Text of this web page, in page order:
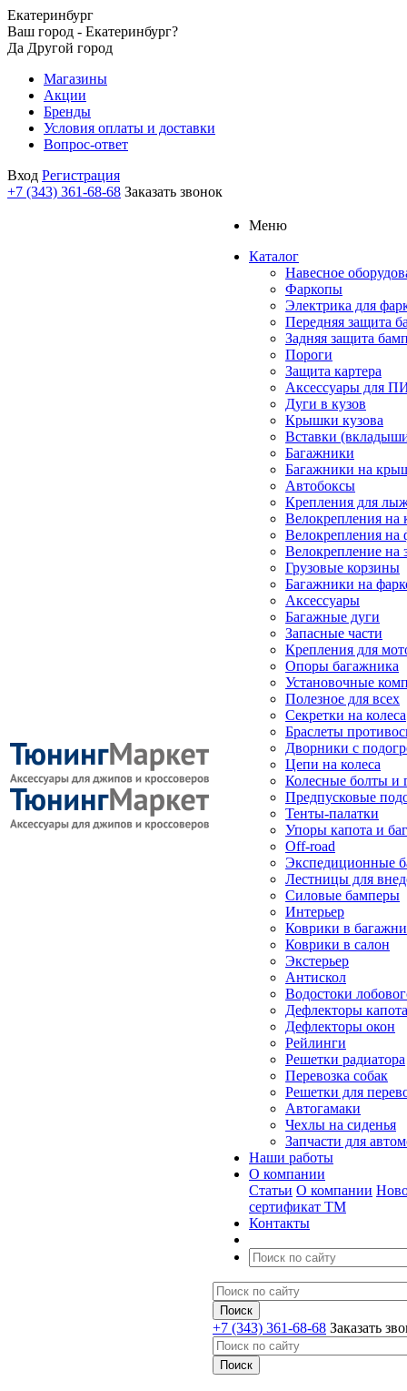
Екатеринбург
Ваш город - Екатеринбург?
Да Другой город
Магазины
Акции
Бренды
Условия оплаты и доставки
Вопрос-ответ
Вход Регистрация
+7 (343) 361-68-68 Заказать звонок
Меню
Каталог
Навесное
Фаркопы
Электрика для
Передняя защита
Задняя защита
Пороги
Защита картера
Аксессуары для
Дуги в кузов
Крышки кузова
Вставки
Багажники
Багажники на
Автобоксы
Крепления для
Велокрепления
Велокрепления на
Велокрепление на
Грузовые корзины
Багажники на
Аксессуары
Багажные дуги
Запасные части
Крепления для
Опоры багажника
Установочные
Полезное для всех
Секретки на колеса
Браслеты
Дворники с
Цепи на колеса
Колесные болты и
Предпусковые
Тенты-палатки
Упоры капота и
Off-road
Экспедиционные
Лестницы для
Силовые бамперы
Интерьер
Коврики в
Коврики в салон
Экстерьер
Антискол
Водостоки
Дефлекторы капота
Дефлекторы окон
Рейлинги
Решетки радиатора
Перевозка собак
Решетки для
Автогамаки
Чехлы на сиденья
Запчасти для
Наши работы
О компании
Статьи О компании
сертификат ТМ
Контакты
+7 (343) 361-68-68 Заказать